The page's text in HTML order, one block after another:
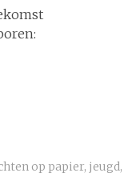
op papier, jeugd,